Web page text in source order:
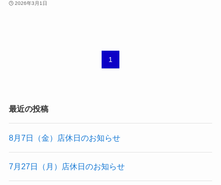
2026年3月1日
1
最近の投稿
8月7日（金）店休日のお知らせ
7月27日（月）店休日のお知らせ